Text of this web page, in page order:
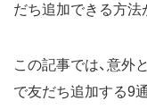
だち追加できる方法
この記事では、意外
で友だち追加する9